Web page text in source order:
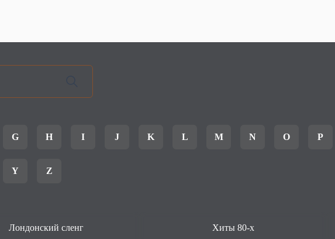
G H I J K L M N O P
Y Z
Лондонский сленг Хиты 80-х